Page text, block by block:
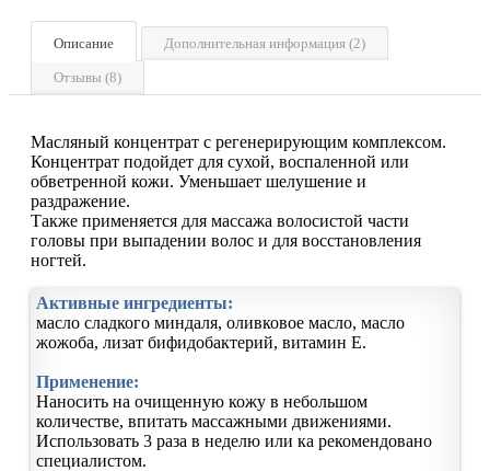
Описание Дополнительная информация (2)
Отзывы (8)
Масляный концентрат с регенерирующим комплексом.
Концентрат подойдет для сухой, воспаленной или
обветренной кожи. Уменьшает шелушение и
раздражение.
Также применяется для массажа волосистой части
головы при выпадении волос и для восстановления
ногтей.
Активные ингредиенты:
масло сладкого миндаля, оливковое масло, масло
жожоба, лизат бифидобактерий, витамин Е.
Применение:
Наносить на очищенную кожу в небольшом
количестве, впитать массажными движениями.
Использовать 3 раза в неделю или ка рекомендовано
специалистом.